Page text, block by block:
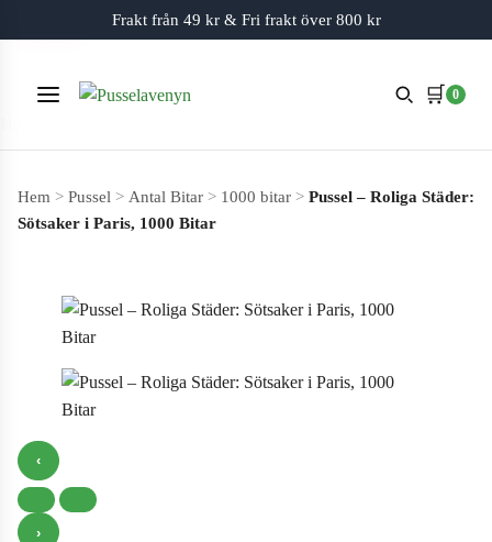
Frakt från 49 kr & Fri frakt över 800 kr
Meny 🛒 0
Hem > Pussel > Antal Bitar > 1000 bitar > Pussel – Roliga Städer:
Sötsaker i Paris, 1000 Bitar
‹
›